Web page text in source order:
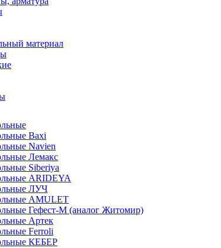
материал
Baxi
Navien
Лемакс
Siberiya
ARIDEYA
ЛУЧ
AMULET
Гефест-М (аналог Житомир)
Артек
Ferroli
КЕБЕР